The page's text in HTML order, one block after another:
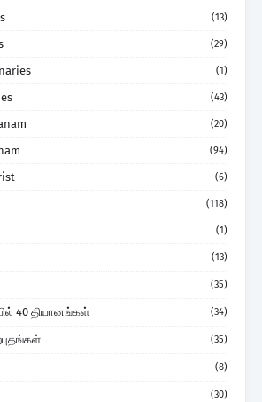
(13)
(29)
(1)
(43)
(20)
(94)
(6)
(118)
(1)
(13)
(35)
40 தியானங்கள் (34)
(35)
(8)
(30)